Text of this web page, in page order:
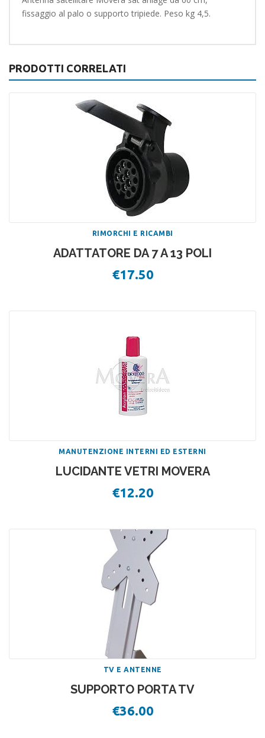
fissaggio al palo o supporto tripiede. Peso kg 4,5.
PRODOTTI CORRELATI
RIMORCHI E RICAMBI
ADATTATORE DA 7 A 13 POLI
€17.50
MANUTENZIONE INTERNI ED ESTERNI
LUCIDANTE VETRI MOVERA
€12.20
TV E ANTENNE
SUPPORTO PORTA TV
€36.00